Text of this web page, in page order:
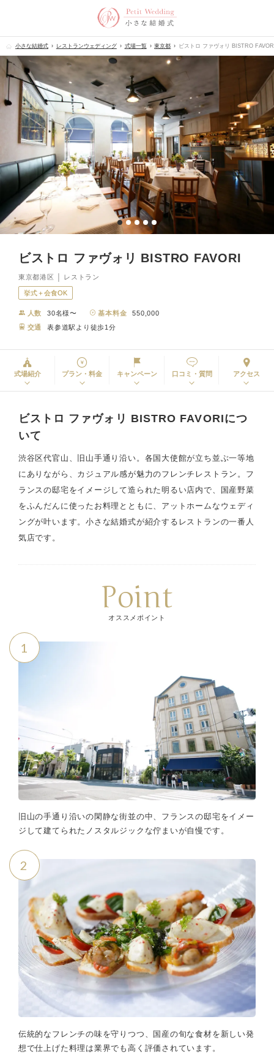
小さな結婚式 レストランウェディング 式場一覧 東京都 ビストロ ファヴォリ BISTRO
ビストロ ファヴォリ BISTRO FAVORI
東京都港区 │ レストラン
挙式＋会食OK
人数 30名様〜 基本料金
550,000
交通
表参道駅より徒歩1分
式場紹介 プラン・料金 キャンペーン 口コミ・質問 アクセス
ビストロ ファヴォリ BISTRO FAVORIにつ
いて
渋谷区代官山、旧山手通り沿い。各国大使館が立ち並ぶ一等地
にありながら、カジュアル感が魅力のフレンチレストラン。フ
ランスの邸宅をイメージして造られた明るい店内で、国産野菜
をふんだんに使ったお料理とともに、アットホームなウェディ
ングが叶います。小さな結婚式が紹介するレストランの一番人
気店です。
Point
オススメポイント
1
旧山の手通り沿いの閑静な街並の中、フランスの邸宅をイメー
ジして建てられたノスタルジックな佇まいが自慢です。
2
伝統的なフレンチの味を守りつつ、国産の旬な食材を新しい発
想で仕上げた料理は業界でも高く評価されています。